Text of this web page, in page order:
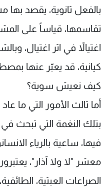
بالفعل ثانوية، يقصد بها
تقاسمها، قياساً على
اغتيالاً في اثر اغتيال،
كيانية، قد يعبّر عنها
كيف نعيش سوية؟
أما ثالث الأمور التي ما
بتلك النغمة التي تبحث
فيها، ساعية بالرياء
معشر "لا ولا آذار"،
الصراعات العبثية،
البرامج
شاهد البرامج
الترددات
عن MTV
الإنـتـاج
لاعلاناتكم